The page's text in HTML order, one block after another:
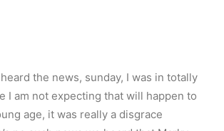
the news, sunday, I was in totally
I am not expecting that will happen to
age, it was really a disgrace